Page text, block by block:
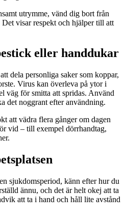
utrymme, vänd dig bort från
visar respekt och hjälper till att
eller handdukar
dela personliga saker som koppar,
Virus kan överleva på ytor i
väg för smitta att spridas. Använd
det noggrant efter användning.
att vädra flera gånger om dagen
vid – till exempel dörrhandtag,
sjukdomsperiod, känn efter hur du
ännu, och det är helt okej att ta
att ta i hand och håll lite avstånd